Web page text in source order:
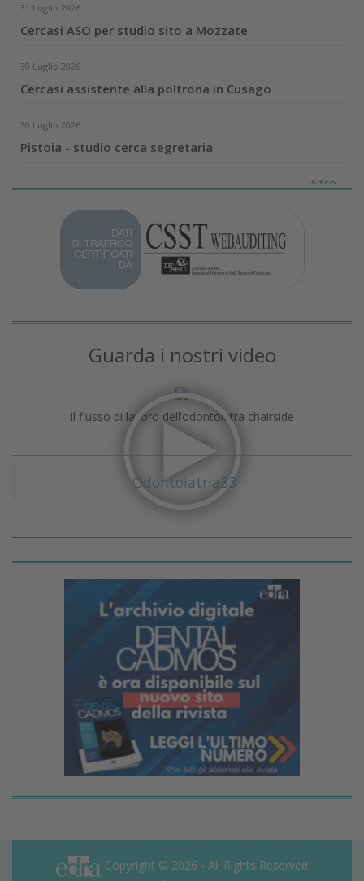
31 Luglio 2026
Cercasi ASO per studio sito a Mozzate
30 Luglio 2026
Cercasi assistente alla poltrona in Cusago
30 Luglio 2026
Pistoia - studio cerca segretaria
Altro...
Guarda i nostri video
Il flusso di lavoro dell’odontoiatra chairside
Odontoiatria33
Copyright © 2026 - All Rights Reserved